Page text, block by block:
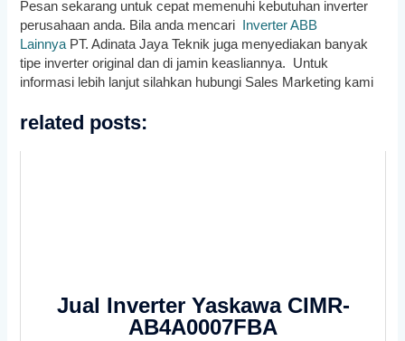
Pesan sekarang untuk cepat memenuhi kebutuhan inverter
perusahaan anda. Bila anda mencari
Inverter ABB
Lainnya PT. Adinata Jaya Teknik juga menyediakan banyak
tipe inverter original dan di jamin keasliannya. Untuk
informasi lebih lanjut silahkan hubungi Sales Marketing kami
related posts:
Jual Inverter Yaskawa CIMR-
AB4A0007FBA